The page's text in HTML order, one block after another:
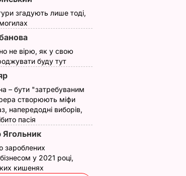
згадують лише тоді,
не вірю, як у свою
буду тут
– бути "затребуваним
створюють міфи
напередодні виборів,
пасія
зароблених
у 2021 році,
кишенях